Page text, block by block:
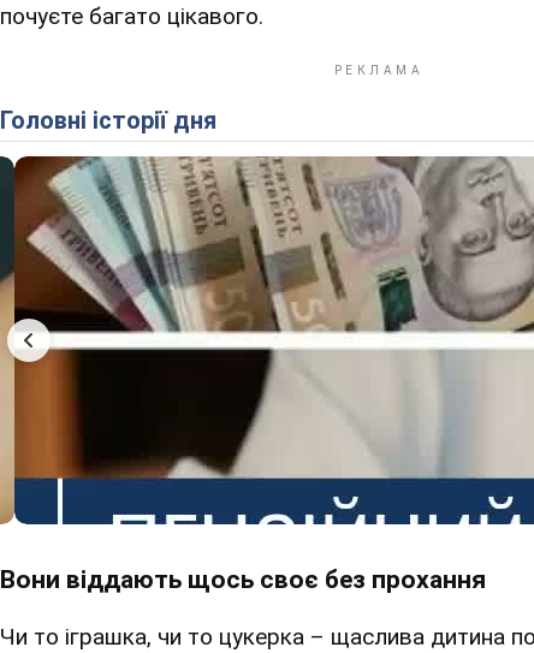
почуєте багато цікавого.
Головні історії дня
Вони віддають щось своє без прохання
Чи то іграшка, чи то цукерка – щаслива дитина